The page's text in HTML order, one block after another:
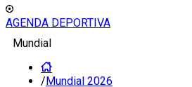
AGENDA DEPORTIVA
Mundial
/Mundial 2026